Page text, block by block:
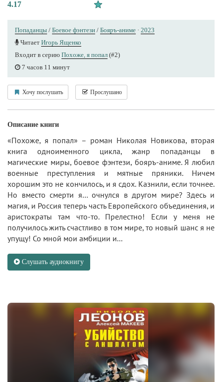
4.17
Попаданцы / Боевое фэнтези / Бояръ-аниме · 2023
Читает Игорь Ященко
Входит в серию Похоже, я попал (#2)
7 часов 11 минут
Хочу послушать Прослушано
Описание книги
«Похоже, я попал» – роман Николая Новикова, вторая
книга одноименного цикла, жанр попаданцы в
магические миры, боевое фэнтези, бояръ-аниме. Я любил
военные преступления и мятные пряники. Ничем
хорошим это не кончилось, и я сдох. Казнили, если точнее.
Но вместо смерти я… очнулся в другом мире? Здесь и
магия, и Россия теперь часть Европейского объединения, и
аристократы там что-то. Прелестно! Если у меня не
получилось жить счастливо в том мире, то новый шанс я не
упущу! Со мной мои амбиции и...
Слушать аудиокнигу